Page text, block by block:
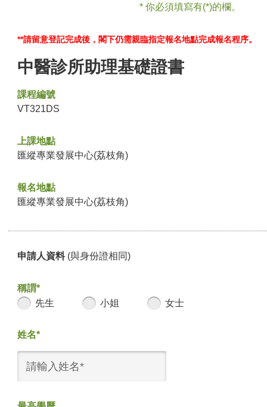
* 你必須填寫有(*)的欄。
**請留意登記完成後，閣下仍需親臨指定報名地點完成報名程序。
中醫診所助理基礎證書
課程編號
VT321DS
上課地點
匯縱專業發展中心(荔枝角)
報名地點
匯縱專業發展中心(荔枝角)
申請人資料 (與身份證相同)
稱謂*
先生
小姐 女士
姓名*